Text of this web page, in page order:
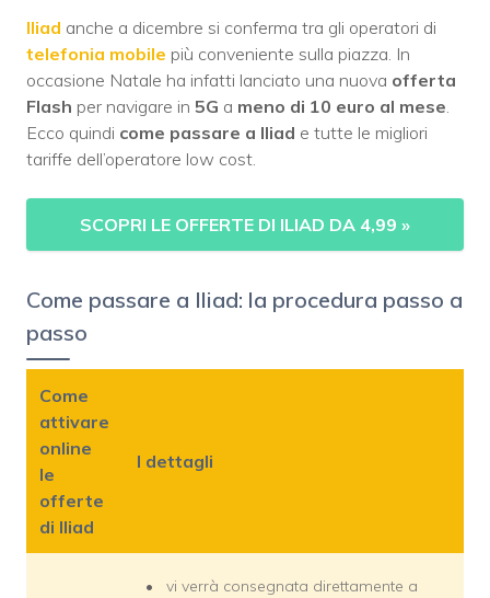
Iliad anche a dicembre si conferma tra gli operatori di
telefonia mobile più conveniente sulla piazza. In
occasione Natale ha infatti lanciato una nuova offerta
Flash per navigare in 5G a meno di 10 euro al mese.
Ecco quindi come passare a Iliad e tutte le migliori
tariffe dell’operatore low cost.
SCOPRI LE OFFERTE DI ILIAD DA 4,99 »
Come passare a Iliad: la procedura passo a
passo
Come
attivare
online
le
offerte
di Iliad
I dettagli
vi verrà consegnata direttamente a